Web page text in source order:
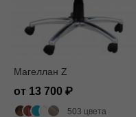
Магеллан Z
от 13 700
503 цвета